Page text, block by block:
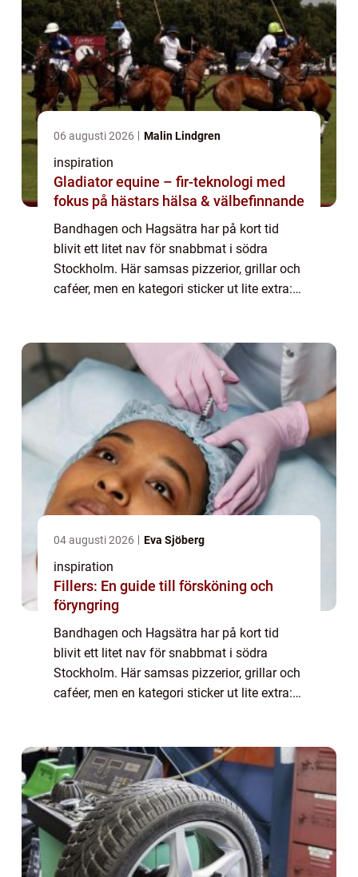
06 augusti 2026 Malin Lindgren
inspiration
Gladiator equine – fir-teknologi med
fokus på hästars hälsa & välbefinnande
Bandhagen och Hagsätra har på kort tid
blivit ett litet nav för snabbmat i södra
Stockholm. Här samsas pizzerior, grillar och
caféer, men en kategori sticker ut lite extra:
04 augusti 2026 Eva Sjöberg
inspiration
Fillers: En guide till försköning och
föryngring
Bandhagen och Hagsätra har på kort tid
blivit ett litet nav för snabbmat i södra
Stockholm. Här samsas pizzerior, grillar och
caféer, men en kategori sticker ut lite extra: